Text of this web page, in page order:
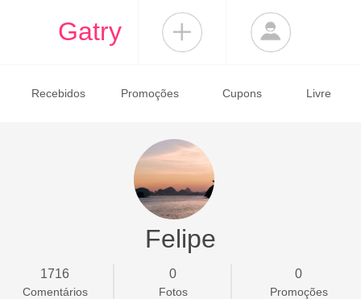
Gatry
Recebidos Promoções Cupons Livre
Felipe
1716
Comentários
0
Fotos
0
Promoções